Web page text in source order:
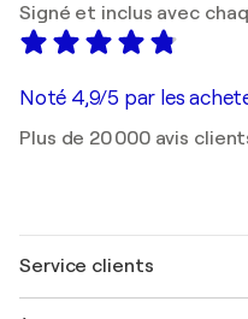
Signé et inclus avec
Noté 4,9/5 par les
Plus de 20 000 avis
Service clients